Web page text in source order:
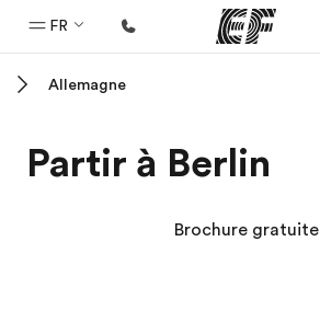
FR
Programmes
Allemagne
Partir à Berlin
Brochure gratuite